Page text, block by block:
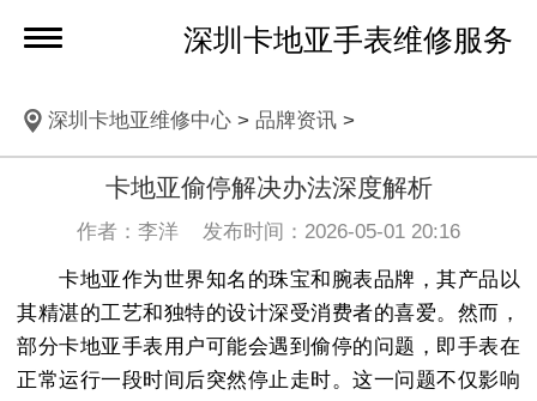
深圳卡地亚手表维修服务
深圳卡地亚维修中心> 品牌资讯>
卡地亚偷停解决办法深度解析
作者：李洋 发布时间：2026-05-01 20:16
卡地亚作为世界知名的珠宝和腕表品牌，其产品以
其精湛的工艺和独特的设计深受消费者的喜爱。然而，
部分卡地亚手表用户可能会遇到偷停的问题，即手表在
正常运行一段时间后突然停止走时。这一问题不仅影响